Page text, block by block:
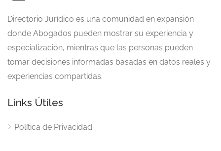
Directorio Jurídico es una comunidad en expansión
donde Abogados pueden mostrar su experiencia y
especialización, mientras que las personas pueden
tomar decisiones informadas basadas en datos reales y
experiencias compartidas.
Links Útiles
Política de Privacidad